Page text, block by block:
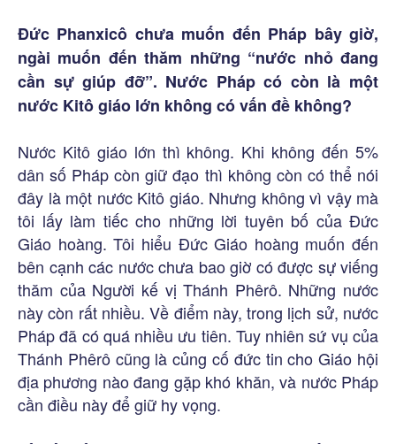
Đức Phanxicô chưa muốn đến Pháp bây giờ,
ngài muốn đến thăm những “nước nhỏ đang
cần sự giúp đỡ”. Nước Pháp có còn là một
nước Kitô giáo lớn không có vấn đề không?
Nước Kitô giáo lớn thì không. Khi không đến 5%
dân số Pháp còn giữ đạo thì không còn có thể nói
đây là một nước Kitô giáo. Nhưng không vì vậy mà
tôi lấy làm tiếc cho những lời tuyên bố của Đức
Giáo hoàng. Tôi hiểu Đức Giáo hoàng muốn đến
bên cạnh các nước chưa bao giờ có được sự viếng
thăm của Người kế vị Thánh Phêrô. Những nước
này còn rất nhiều. Về điểm này, trong lịch sử, nước
Pháp đã có quá nhiều ưu tiên. Tuy nhiên sứ vụ của
Thánh Phêrô cũng là củng cố đức tin cho Giáo hội
địa phương nào đang gặp khó khăn, và nước Pháp
cần điều này để giữ hy vọng.